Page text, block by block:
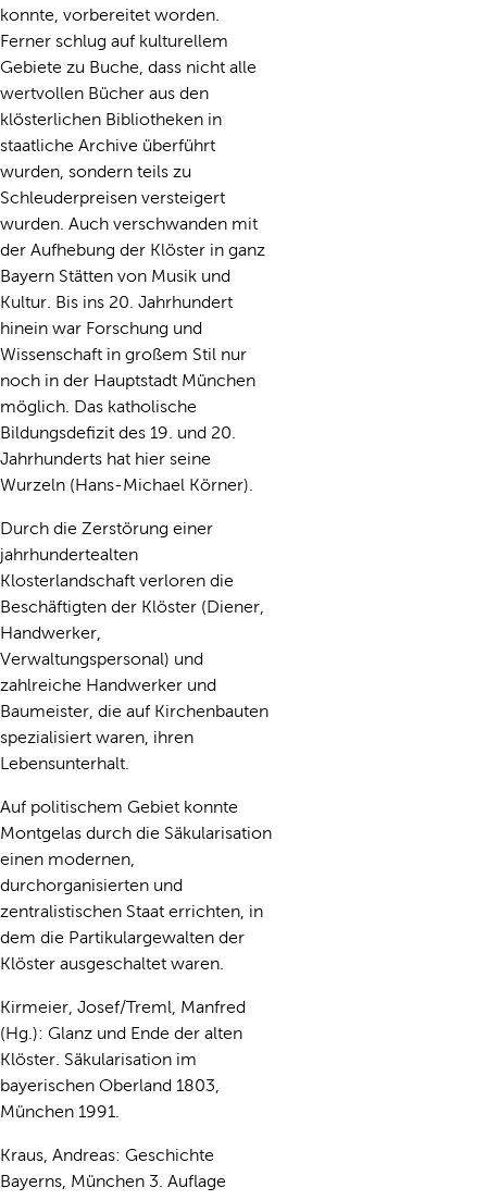
konnte, vorbereitet worden.
Ferner schlug auf kulturellem
Gebiete zu Buche, dass nicht alle
wertvollen Bücher aus den
klösterlichen Bibliotheken in
staatliche Archive überführt
wurden, sondern teils zu
Schleuderpreisen versteigert
wurden. Auch verschwanden mit
der Aufhebung der Klöster in ganz
Bayern Stätten von Musik und
Kultur. Bis ins 20. Jahrhundert
hinein war Forschung und
Wissenschaft in großem Stil nur
noch in der Hauptstadt München
möglich. Das katholische
Bildungsdefizit des 19. und 20.
Jahrhunderts hat hier seine
Wurzeln (Hans-Michael Körner).
Durch die Zerstörung einer
jahrhundertealten
Klosterlandschaft verloren die
Beschäftigten der Klöster (Diener,
Handwerker,
Verwaltungspersonal) und
zahlreiche Handwerker und
Baumeister, die auf Kirchenbauten
spezialisiert waren, ihren
Lebensunterhalt.
Auf politischem Gebiet konnte
Montgelas durch die Säkularisation
einen modernen,
durchorganisierten und
zentralistischen Staat errichten, in
dem die Partikulargewalten der
Klöster ausgeschaltet waren.
Kirmeier, Josef/Treml, Manfred
(Hg.): Glanz und Ende der alten
Klöster. Säkularisation im
bayerischen Oberland 1803,
München 1991.
Kraus, Andreas: Geschichte
Bayerns, München 3. Auflage